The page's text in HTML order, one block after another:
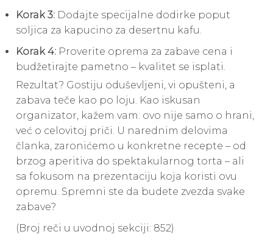
Korak 3: Dodajte specijalne dodirke poput
soljica za kapucino za desertnu kafu.
Korak 4: Proverite oprema za zabave cena i
budžetirajte pametno – kvalitet se isplati.
Rezultat? Gostiju oduševljeni, vi opušteni, a
zabava teče kao po loju. Kao iskusan
organizator, kažem vam: ovo nije samo o hrani,
već o celovitoj priči. U narednim delovima
članka, zaronićemo u konkretne recepte – od
brzog aperitiva do spektakularnog torta – ali
sa fokusom na prezentaciju koja koristi ovu
opremu. Spremni ste da budete zvezda svake
zabave?
(Broj reči u uvodnoj sekciji: 852)